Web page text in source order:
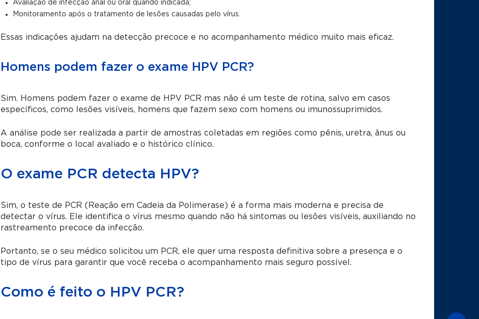
Avaliação de infecção anal ou oral quando indicada;
Monitoramento após o tratamento de lesões causadas pelo vírus.
Essas indicações ajudam na detecção precoce e no acompanhamento médico muito mais eficaz.
Homens podem fazer o exame HPV PCR?
Sim. Homens podem fazer o exame de HPV PCR mas não é um teste de rotina, salvo em casos
específicos, como lesões visíveis, homens que fazem sexo com homens ou imunossuprimidos.
A análise pode ser realizada a partir de amostras coletadas em regiões como pênis, uretra, ânus ou
boca, conforme o local avaliado e o histórico clínico.
O exame PCR detecta HPV?
Sim, o teste de PCR (Reação em Cadeia da Polimerase) é a forma mais moderna e precisa de
detectar o vírus. Ele identifica o vírus mesmo quando não há sintomas ou lesões visíveis, auxiliando no
rastreamento precoce da infecção.
Portanto, se o seu médico solicitou um PCR, ele quer uma resposta definitiva sobre a presença e o
tipo de vírus para garantir que você receba o acompanhamento mais seguro possível.
Como é feito o HPV PCR?